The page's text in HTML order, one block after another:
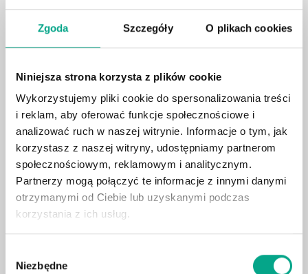
Zgoda Szczegóły O plikach cookies
Niniejsza strona korzysta z plików cookie
Wykorzystujemy pliki cookie do spersonalizowania treści
i reklam, aby oferować funkcje społecznościowe i
analizować ruch w naszej witrynie. Informacje o tym, jak
korzystasz z naszej witryny, udostępniamy partnerom
społecznościowym, reklamowym i analitycznym.
Partnerzy mogą połączyć te informacje z innymi danymi
otrzymanymi od Ciebie lub uzyskanymi podczas
korzystania z ich usług.
zgody
Niezbędne
Pokaż
LIMOUSINE 1315.45